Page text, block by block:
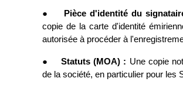
● Pièce d'identité du
copie de la carte d'identité
autorisée à procéder à
● Statuts (MOA) : Une copie
de la société, en particulier pour les